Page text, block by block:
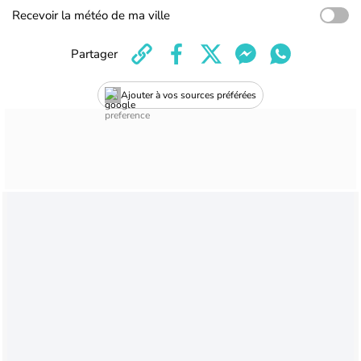
Recevoir la météo de ma ville
Ajouter à vos sources préférées
Partager